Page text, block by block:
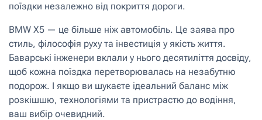
поїздки незалежно від покриття дороги.
BMW X5 — це більше ніж автомобіль. Це заява про
стиль, філософія руху та інвестиція у якість життя.
Баварські інженери вклали у нього десятиліття досвіду,
щоб кожна поїздка перетворювалась на незабутню
подорож. І якщо ви шукаєте ідеальний баланс між
розкішшю, технологіями та пристрастю до водіння,
ваш вибір очевидний.